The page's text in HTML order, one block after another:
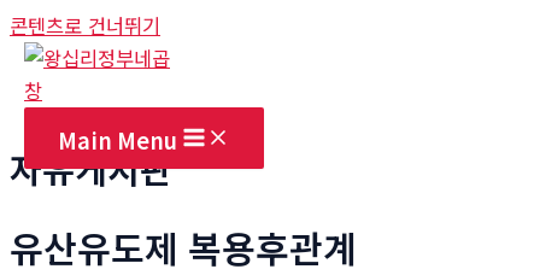
콘텐츠로 건너뛰기
Main Menu
자유게시판
유산유도제 복용후관계